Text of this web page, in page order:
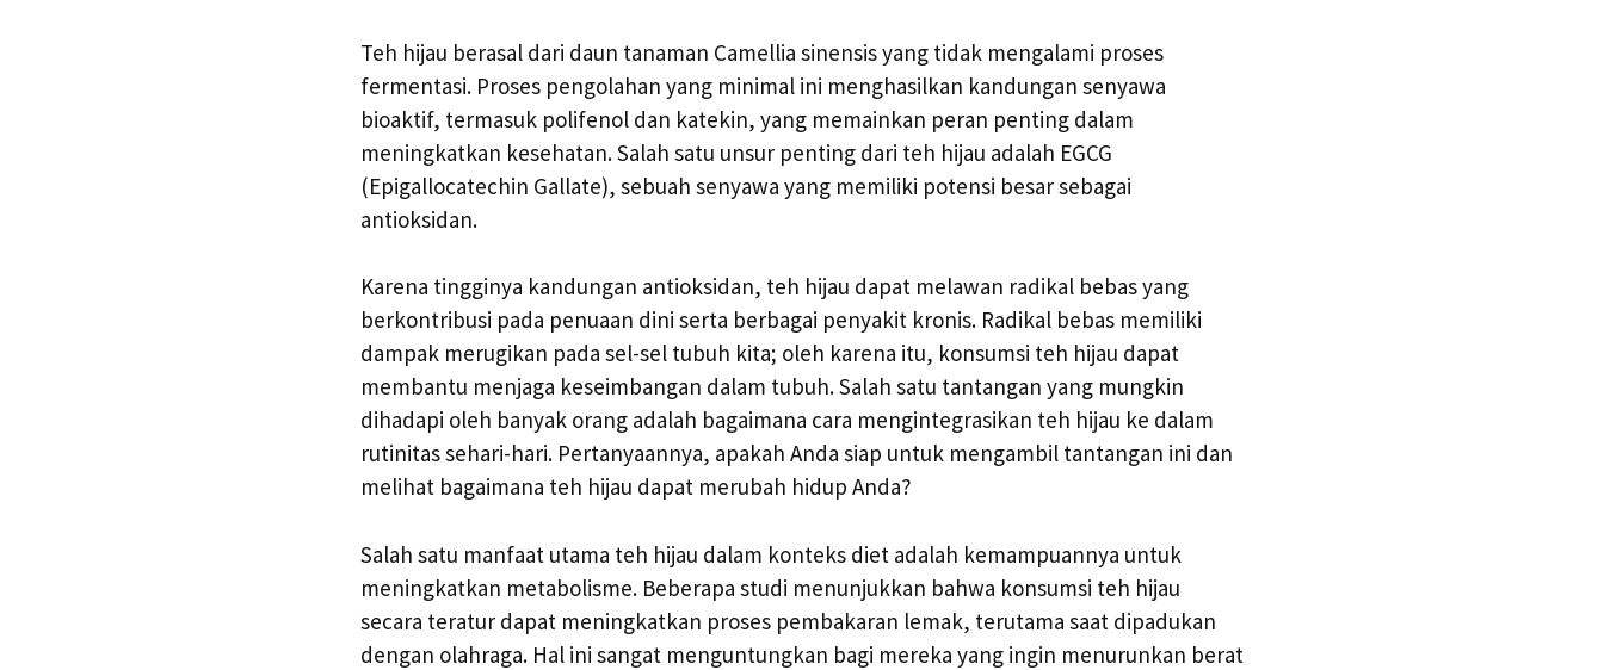
Teh hijau berasal dari daun tanaman Camellia sinensis yang tidak mengalami proses
fermentasi. Proses pengolahan yang minimal ini menghasilkan kandungan senyawa
bioaktif, termasuk polifenol dan katekin, yang memainkan peran penting dalam
meningkatkan kesehatan. Salah satu unsur penting dari teh hijau adalah EGCG
(Epigallocatechin Gallate), sebuah senyawa yang memiliki potensi besar sebagai
antioksidan.
Karena tingginya kandungan antioksidan, teh hijau dapat melawan radikal bebas yang
berkontribusi pada penuaan dini serta berbagai penyakit kronis. Radikal bebas memiliki
dampak merugikan pada sel-sel tubuh kita; oleh karena itu, konsumsi teh hijau dapat
membantu menjaga keseimbangan dalam tubuh. Salah satu tantangan yang mungkin
dihadapi oleh banyak orang adalah bagaimana cara mengintegrasikan teh hijau ke dalam
rutinitas sehari-hari. Pertanyaannya, apakah Anda siap untuk mengambil tantangan ini dan
melihat bagaimana teh hijau dapat merubah hidup Anda?
Salah satu manfaat utama teh hijau dalam konteks diet adalah kemampuannya untuk
meningkatkan metabolisme. Beberapa studi menunjukkan bahwa konsumsi teh hijau
secara teratur dapat meningkatkan proses pembakaran lemak, terutama saat dipadukan
dengan olahraga. Hal ini sangat menguntungkan bagi mereka yang ingin menurunkan berat